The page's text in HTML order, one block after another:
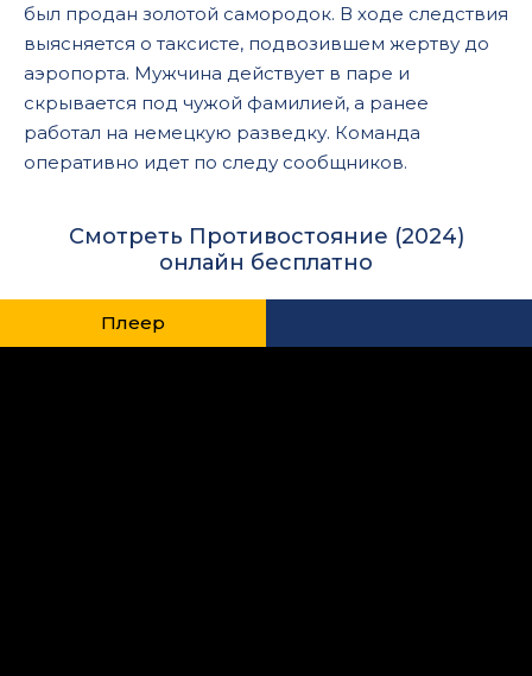
был продан золотой самородок. В ходе следствия
выясняется о таксисте, подвозившем жертву до
аэропорта. Мужчина действует в паре и
скрывается под чужой фамилией, а ранее
работал на немецкую разведку. Команда
оперативно идет по следу сообщников.
Смотреть Противостояние (2024)
онлайн бесплатно
Плеер